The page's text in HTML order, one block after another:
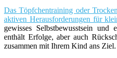
Das Töpfchentraining oder
aktiven Herausforderungen für
gewisses Selbstbewusstsein
enthält Erfolge, aber auch
zusammen mit Ihrem Kind ans Ziel.